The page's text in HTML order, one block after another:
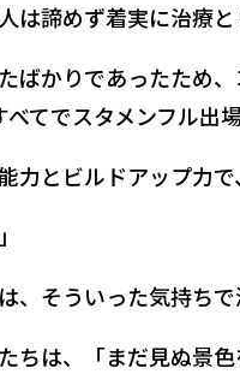
は諦めず着実に治療
ばかりであったため
てでスタメンフル出場
力とビルドアップ力
、そういった気持ちで
ちは、「まだ見ぬ景